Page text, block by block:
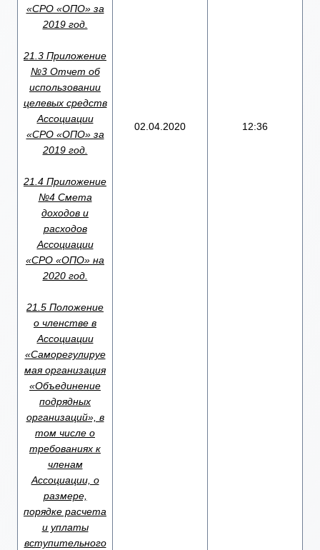
«СРО «ОПО» за
2019 год.
21.3 Приложение
№3 Отчет об
использовании
целевых средств
Ассоциации
«СРО «ОПО» за
2019 год.
21.4 Приложение
№4 Смета
доходов и
расходов
Ассоциации
«СРО «ОПО» на
2020 год.
21.5 Положение
о членстве в
Ассоциации
«Саморегулируе
мая организация
«Объединение
подрядных
организаций», в
том числе о
требованиях к
членам
Ассоциации, о
размере,
порядке расчета
и уплаты
вступительного
02.04.2020 12:36